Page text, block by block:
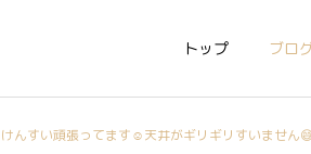
トップ ブロ
けんすい頑張ってます☺️天井がギリギリすいません